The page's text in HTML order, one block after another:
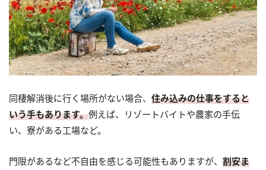
同棲解消後に行く場所がない場合、 住み込みの仕事をすると
いう手もあります。例えば、リゾートバイトや農家の手伝
い、寮がある工場など。
門限があるなど不自由を感じる可能性もありますが、 割安ま